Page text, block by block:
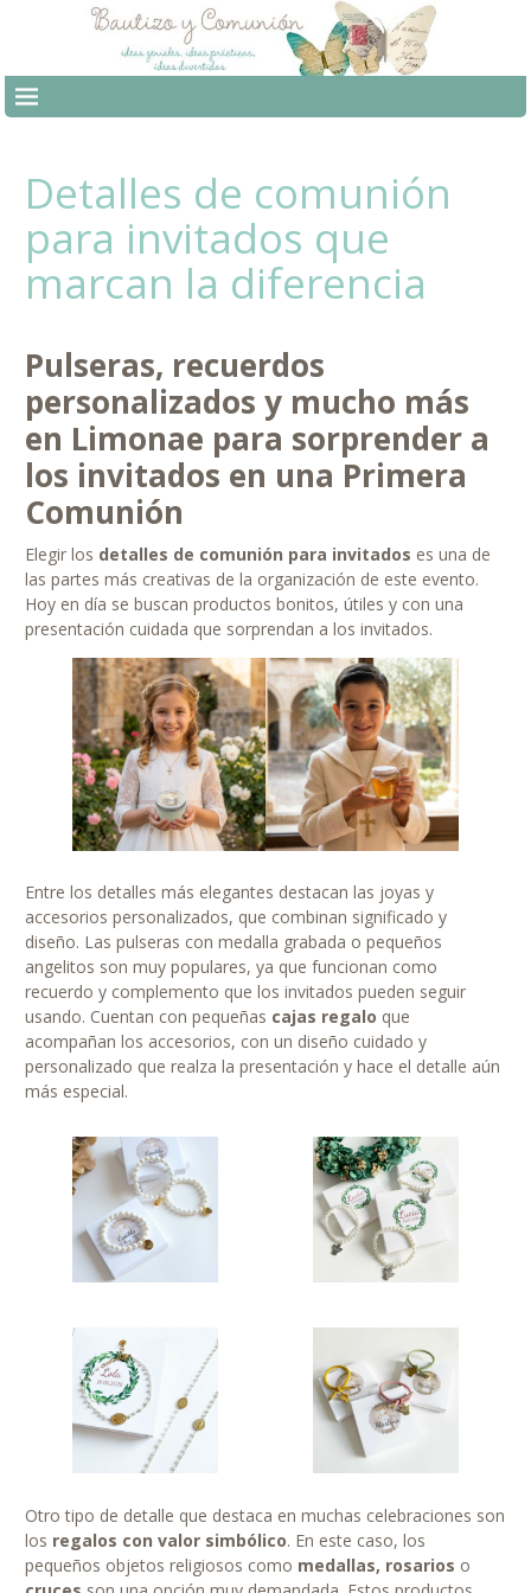
Detalles de comunión
para invitados que
marcan la diferencia
Pulseras, recuerdos
personalizados y mucho más
en Limonae para sorprender a
los invitados en una Primera
Comunión
Elegir los detalles de comunión para invitados es una de
las partes más creativas de la organización de este evento.
Hoy en día se buscan productos bonitos, útiles y con una
presentación cuidada que sorprendan a los invitados.
Entre los detalles más elegantes destacan las joyas y
accesorios personalizados, que combinan significado y
diseño. Las pulseras con medalla grabada o pequeños
angelitos son muy populares, ya que funcionan como
recuerdo y complemento que los invitados pueden seguir
usando. Cuentan con pequeñas cajas regalo que
acompañan los accesorios, con un diseño cuidado y
personalizado que realza la presentación y hace el detalle aún
más especial.
Otro tipo de detalle que destaca en muchas celebraciones son
los regalos con valor simbólico. En este caso, los
pequeños objetos religiosos como medallas, rosarios o